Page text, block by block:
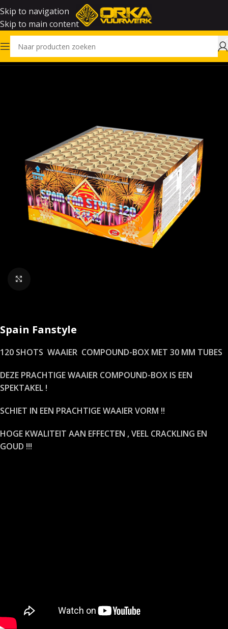
Skip to navigation
Skip to main content
Home Vuurwerk
Spain Fanstyle
120 SHOTS WAAIER COMPOUND-BOX MET 30 MM TUBES
DEZE PRACHTIGE WAAIER COMPOUND-BOX IS EEN
SPEKTAKEL !
SCHIET IN EEN PRACHTIGE WAAIER VORM !!
HOGE KWALITEIT AAN EFFECTEN , VEEL CRACKLING EN
GOUD !!!